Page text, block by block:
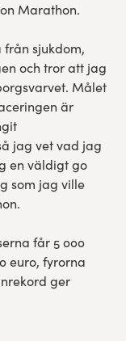
Marathon.
sjukdom,
och tror att jag
Målet
är
jag vet vad jag
en väldigt go
som jag ville
får 5 000
euro, fyrorna
ger